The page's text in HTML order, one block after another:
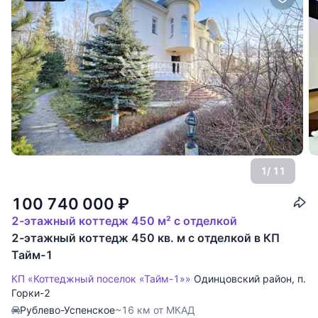
1/ 11
100 740 000 ₽
2-этажный коттедж 450 м² с отделкой
2-этажный коттедж 450 кв. м с отделкой в КП
Тайм-1
КП «Коттеджный поселок «Тайм-1»» Одинцовский район, п.
Горки-2
Рублево-Успенское~16 км от МКАД